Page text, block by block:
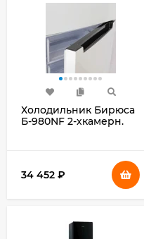
Холодильник Бирюса
Б-980NF 2-хкамерн.
34 452 ₽